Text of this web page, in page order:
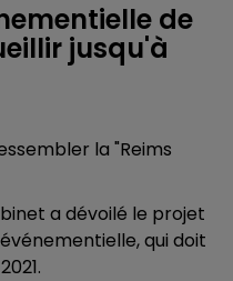
de
jusqu'à
la "Reims
a dévoilé le projet
qui doit